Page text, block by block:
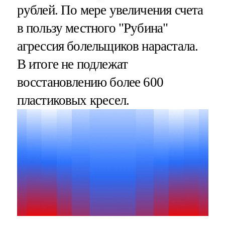
рублей. По мере увеличения счета
в пользу местного "Рубина"
агрессия болельщиков нарастала.
В итоге не подлежат
восстановлению более 600
пластиковых кресел.